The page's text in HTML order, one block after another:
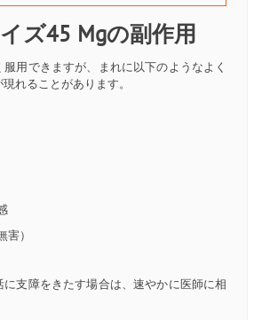
ズ45 Mgの副作用
用できますが、まれに以下のようなよく
れることがあります。
）
支障をきたす場合は、速やかに医師に相